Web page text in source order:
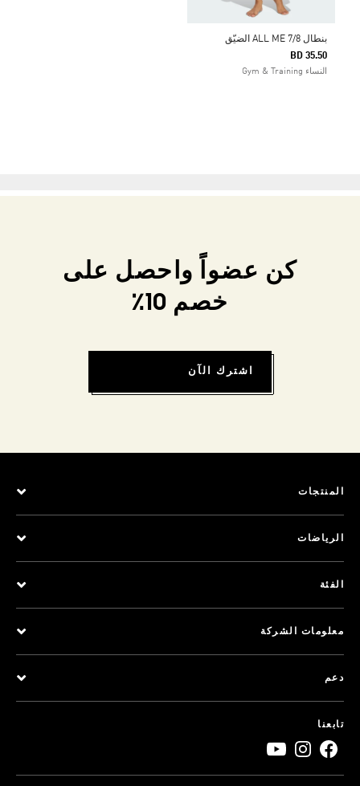
بنطال ALL ME 7/8 الضيّق
BD 35.50
النساء Gym & Training
كن عضواً واحصل على
خصم 10٪
اشترك الآن
المنتجات
الرياضات
الفئة
معلومات الشركة
دعم
تابعنا